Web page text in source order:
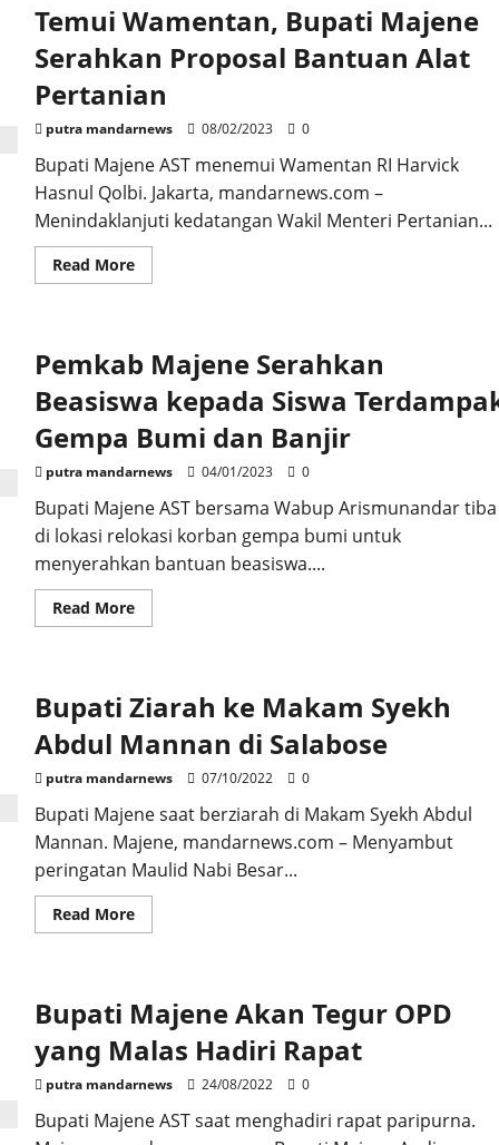
Bencana,
Bupati
Majene
Andi
Syukri
Hadiri
Rakornas
PB
Temui Wamentan, Bupati Majene
Serahkan Proposal Bantuan Alat
Pertanian
putra mandarnews 08/02/2023 0
Bupati Majene AST menemui Wamentan RI Harvick
Hasnul Qolbi. Jakarta, mandarnews.com –
Menindaklanjuti kedatangan Wakil Menteri Pertanian...
Read MoreRead
more
Majene
Serahkan
Proposal
Bantuan
Pertanian
Pemkab Majene Serahkan
Beasiswa kepada Siswa
Gempa Bumi dan Banjir
putra mandarnews 04/01/2023 0
Bupati Majene AST bersama Wabup Arismunandar tiba
di lokasi relokasi korban gempa bumi untuk
menyerahkan bantuan beasiswa....
Read MoreRead
more
Beasiswa
kepada
Siswa
Terdampak
Bumi
Banjir
Bupati Ziarah ke Makam Syekh
Abdul Mannan di Salabose
putra mandarnews 07/10/2022 0
Bupati Majene saat berziarah di Makam Syekh Abdul
Mannan. Majene, mandarnews.com – Menyambut
peringatan Maulid Nabi Besar...
Read MoreRead
more
Makam
Syekh
Abdul
Mannan
Salabose
Bupati Majene Akan Tegur OPD
yang Malas Hadiri Rapat
putra mandarnews 24/08/2022 0
Bupati Majene AST saat menghadiri rapat paripurna.